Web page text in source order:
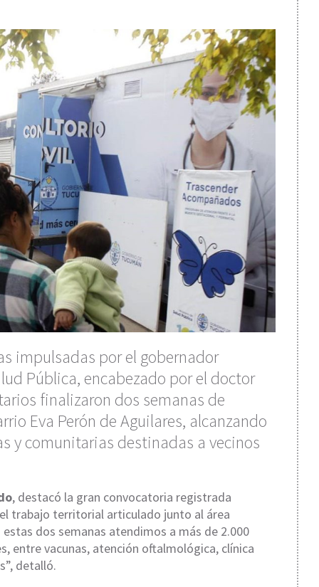
impulsadas por el gobernador
Pública, encabezado por el doctor
finalizaron dos semanas de
Eva Perón de Aguilares, alcanzando
y comunitarias destinadas a vecinos
, destacó la gran convocatoria registrada
trabajo territorial articulado junto al área
dos semanas atendimos a más de 2.000
entre vacunas, atención oftalmológica, clínica
detalló.